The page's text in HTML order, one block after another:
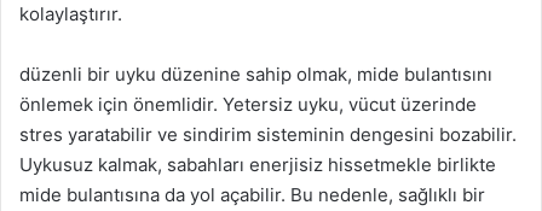
kolaylaştırır.
düzenli bir uyku düzenine sahip olmak, mide bulantısını
önlemek için önemlidir. Yetersiz uyku, vücut üzerinde
stres yaratabilir ve sindirim sisteminin dengesini bozabilir.
Uykusuz kalmak, sabahları enerjisiz hissetmekle birlikte
mide bulantısına da yol açabilir. Bu nedenle, sağlıklı bir